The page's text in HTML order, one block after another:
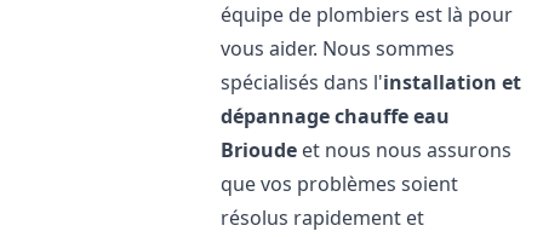
équipe de plombiers est là pour
vous aider. Nous sommes
spécialisés dans l'installation et
dépannage chauffe eau
Brioude et nous nous assurons
que vos problèmes soient
résolus rapidement et